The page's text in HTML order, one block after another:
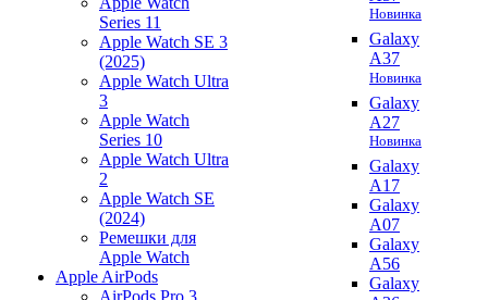
Series 11
Apple Watch SE 3
(2025)
Apple Watch Ultra
3
Apple Watch
Series 10
Apple Watch Ultra
2
Apple Watch SE
(2024)
Ремешки для
Apple Watch
Apple AirPods
AirPods Pro 3
Новинка
Galaxy
A37
Новинка
Galaxy
A27
Новинка
Galaxy
A17
Galaxy
A07
Galaxy
A56
Galaxy